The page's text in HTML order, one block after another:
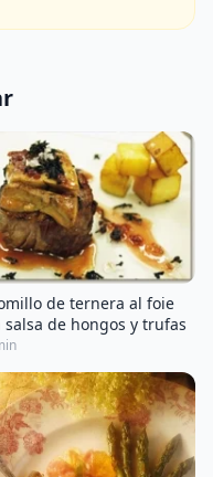
de ternera al foie
salsa de hongos y trufas